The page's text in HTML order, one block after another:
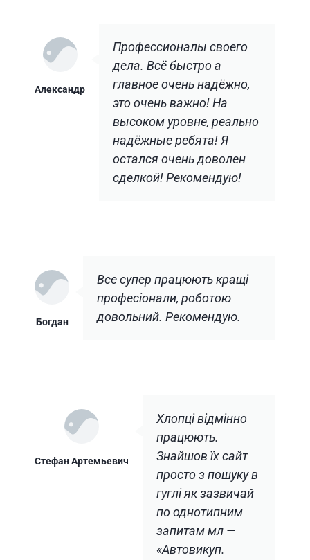
Профессионалы своего
дела. Всё быстро а
главное очень надёжно,
это очень важно! На
высоком уровне, реально
надёжные ребята! Я
остался очень доволен
сделкой! Рекомендую!
Александр
Все супер працюють кращі
професіонали, роботою
довольний. Рекомендую.
Богдан
Хлопці відмінно
працюють.
Знайшов їх сайт
просто з пошуку в
гуглі як зазвичай
по однотипним
запитам мл —
«Автовикуп.
Стефан Артемьевич